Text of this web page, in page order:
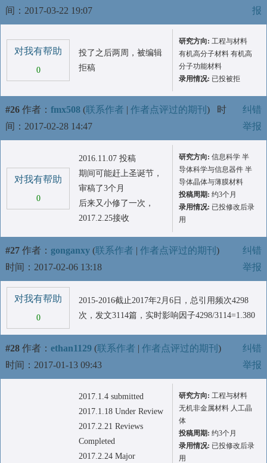
间：2017-03-22 19:07
报
对我有帮助
0
投了之后两周，被编辑
拒稿
研究方向: 工程与材料
有机高分子材料 有机高
分子功能材料
录用情况: 已投被拒
#26 作者： fmx508 (联系作者 | 作者点评过的期刊 ) 时
间：2017-02-28 14:47
纠错
举报
对我有帮助
0
2016.11.07 投稿
期间可能赶上圣诞节，
审稿了3个月
后来又小修了一次，
2017.2.25接收
研究方向: 信息科学 半
导体科学与信息器件 半
导体晶体与薄膜材料
投稿周期: 约3个月
录用情况: 已投修改后录
用
#27 作者： gonganxy (联系作者 | 作者点评过的期刊 )
时间：2017-02-06 13:18
纠错
举报
对我有帮助
0
2015-2016截止2017年2月6日，总引用频次4298
次，发文3114篇，实时影响因子4298/3114=1.380
#28 作者： ethan1129 (联系作者 | 作者点评过的期刊 )
时间：2017-01-13 09:43
纠错
举报
2017.1.4 submitted
2017.1.18 Under Review
2017.2.21 Reviews
Completed
2017.2.24 Major
研究方向: 工程与材料
无机非金属材料 人工晶
体
投稿周期: 约3个月
录用情况: 已投修改后录
用